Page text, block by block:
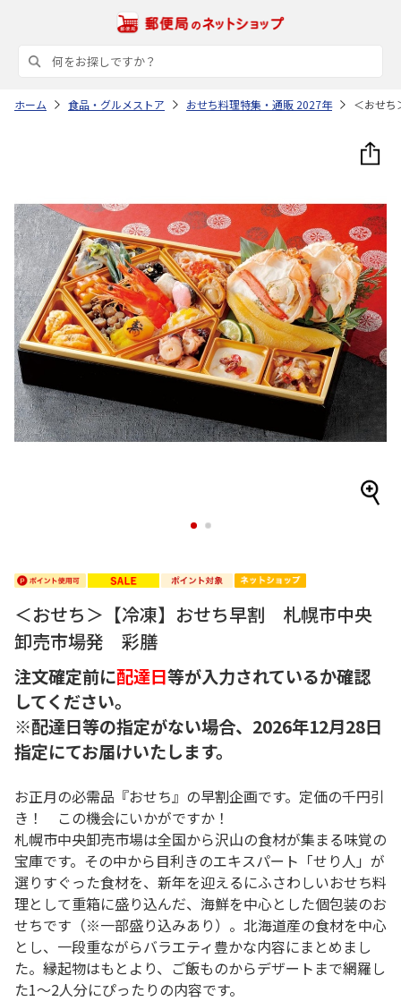
ホーム 食品・グルメストア おせち料理特集・通販 2027年 ＜おせ
1 2
＜おせち＞【冷凍】おせち早割 札幌市中央
卸売市場発 彩膳
注文確定前に配達日等が入力されているか確認
してください。
※配達日等の指定がない場合、2026年12月28日
指定にてお届けいたします。
お正月の必需品『おせち』の早割企画です。定価の千円引
き！ この機会にいかがですか！
札幌市中央卸売市場は全国から沢山の食材が集まる味覚の
宝庫です。その中から目利きのエキスパート「せり人」が
選りすぐった食材を、新年を迎えるにふさわしいおせち料
理として重箱に盛り込んだ、海鮮を中心とした個包装のお
せちです（※一部盛り込みあり）。北海道産の食材を中心
とし、一段重ながらバラエティ豊かな内容にまとめまし
た。縁起物はもとより、ご飯ものからデザートまで網羅し
た1～2人分にぴったりの内容です。